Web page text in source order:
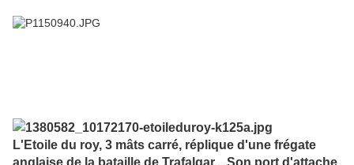
L'Etoile du roy, 3 mâts carré, réplique d'une frégate
anglaise de la bataille de Trafalgar... Son port d'attache